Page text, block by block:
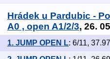
Hrádek u Pardubic -
A0 , open A1/2/3, 26.
1. JUMP OPEN L: 6/11,